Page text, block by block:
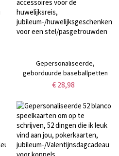
Gepersonaliseerde,
geborduurde baseballpetten
voor meneer en mevrouw met
accessoires voor de
huwelijksreis,
jubileum-/huwelijksgeschenken
voor een stel/pasgetrouwden
€ 28,98